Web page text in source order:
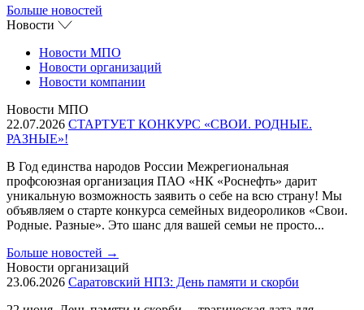
Больше новостей
Новости
Новости МПО
Новости организаций
Новости компании
Новости МПО
22.07.2026 СТАРТУЕТ КОНКУРС «СВОИ. РОДНЫЕ.
РАЗНЫЕ»!
В Год единства народов России Межрегиональная
профсоюзная организация ПАО «НК «Роснефть» дарит
уникальную возможность заявить о себе на всю страну! Мы
объявляем о старте конкурса семейных видеороликов «Свои.
Родные. Разные». Это шанс для вашей семьи не просто...
Больше новостей →
Новости организаций
23.06.2026 Саратовский НПЗ: День памяти и скорби